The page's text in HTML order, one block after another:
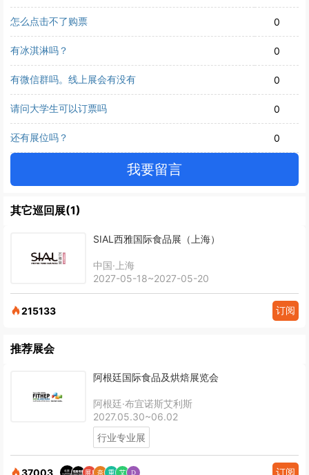
怎么点击不了购票 0
有冰淇淋吗？ 0
有微信群吗。线上展会有没有 0
请问大学生可以订票吗 0
还有展位吗？ 0
我要留言
其它巡回展(1)
SIAL西雅国际食品展（上海）
中国·上海
2027-05-18~2027-05-20
215133 订阅
推荐展会
阿根廷国际食品及烘焙展览会
阿根廷·布宜诺斯艾利斯
2027.05.30~06.02
行业专业展
37003 订阅